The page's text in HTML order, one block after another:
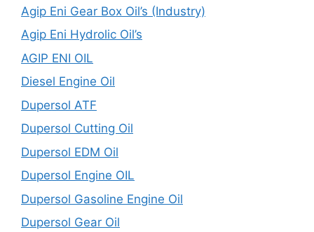
Agip Eni Gear Box Oil’s (Industry)
Agip Eni Hydrolic Oil’s
AGIP ENI OIL
Diesel Engine Oil
Dupersol ATF
Dupersol Cutting Oil
Dupersol EDM Oil
Dupersol Engine OIL
Dupersol Gasoline Engine Oil
Dupersol Gear Oil